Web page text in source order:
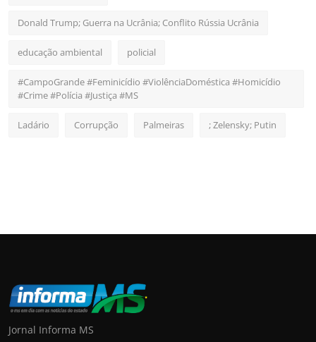
Donald Trump; Guerra na Ucrânia; Conflito Rússia Ucrânia
educação ambiental policial
#CampoGrande #Feminicídio #ViolênciaDoméstica #Homicídio
#Crime #Polícia #Justiça #MS
Ladário Corrupção Palmeiras ; Zelensky; Putin
Jornal Informa MS